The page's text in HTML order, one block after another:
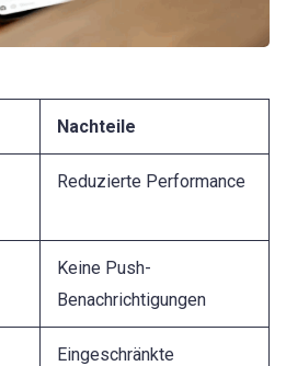
Nachteile
Reduzierte Performance
Keine Push-
Benachrichtigungen
Eingeschränkte